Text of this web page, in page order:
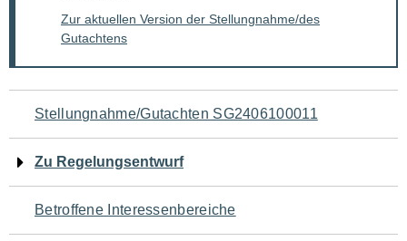
Zur aktuellen Version der Stellungnahme/des
Gutachtens
Navigation
für
den
Seiteninhalt
Stellungnahme/Gutachten SG2406100011
Zu Regelungsentwurf
Betroffene Interessenbereiche